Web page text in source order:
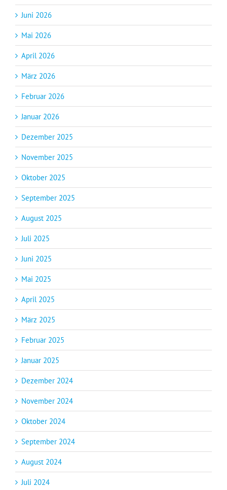
Juni 2026
Mai 2026
April 2026
März 2026
Februar 2026
Januar 2026
Dezember 2025
November 2025
Oktober 2025
September 2025
August 2025
Juli 2025
Juni 2025
Mai 2025
April 2025
März 2025
Februar 2025
Januar 2025
Dezember 2024
November 2024
Oktober 2024
September 2024
August 2024
Juli 2024